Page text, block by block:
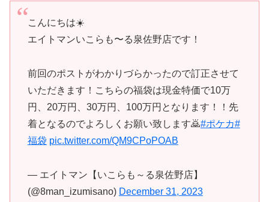
こんにちは☀️
エイトマンいこらも〜る泉佐野店です！
前回のポストがわかりづらかったので訂正させて
いただきます！こちらの福袋は現金特価で10万
円、20万円、30万円、100万円となります！！先
着となるのでよろしくお願い致します🙇#ポケカ#
福袋 pic.twitter.com/QM9CPoPOAB
— エイトマン【いこらも～る泉佐野店】
(@8man_izumisano) December 31, 2023